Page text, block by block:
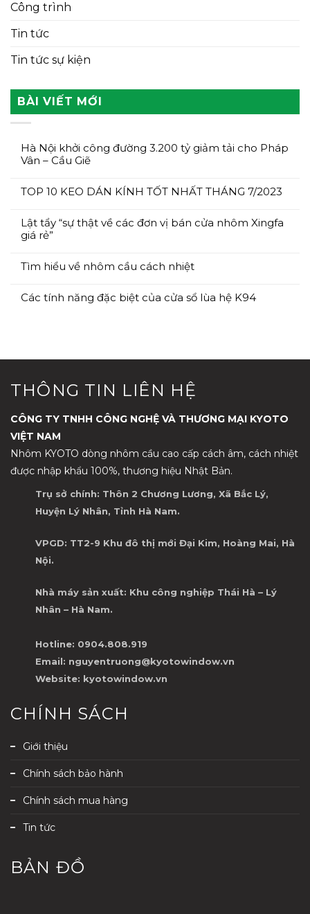
Công trình
Tin tức
Tin tức sự kiện
BÀI VIẾT MỚI
Hà Nội khởi công đường 3.200 tỷ giảm tải cho Pháp
Vân – Cầu Giẽ
TOP 10 KEO DÁN KÍNH TỐT NHẤT THÁNG 7/2023
Lật tẩy “sự thật về các đơn vị bán cửa nhôm Xingfa
giá rẻ”
Tìm hiểu về nhôm cầu cách nhiệt
Các tính năng đặc biệt của cửa sổ lùa hệ K94
THÔNG TIN LIÊN HỆ
CÔNG TY TNHH CÔNG NGHỆ VÀ THƯƠNG MẠI KYOTO
VIỆT NAM
Nhôm KYOTO dòng nhôm cầu cao cấp cách âm, cách nhiệt
được nhập khẩu 100%, thương hiệu Nhật Bản.
Trụ sở chính: Thôn 2 Chương Lương, Xã Bắc Lý,
Huyện Lý Nhân, Tỉnh Hà Nam.
VPGD: TT2-9 Khu đô thị mới Đại Kim, Hoàng Mai, Hà
Nội.
Nhà máy sản xuất: Khu công nghiệp Thái Hà – Lý
Nhân – Hà Nam.
Hotline: 0904.808.919
Email: nguyentruong@kyotowindow.vn
Website: kyotowindow.vn
CHÍNH SÁCH
Giới thiệu
Chính sách bảo hành
Chính sách mua hàng
Tin tức
BẢN ĐỒ